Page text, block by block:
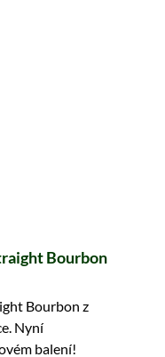
Bourbon
Bourbon z
Nyní
balení!